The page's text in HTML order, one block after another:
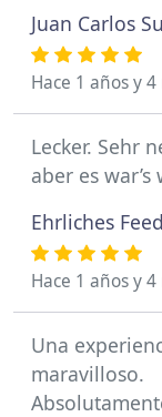
Juan Carlos
Hace 1 años y 4
Lecker. Sehr
aber es war’s
Ehrliches
Hace 1 años y 4
Una
maravilloso.